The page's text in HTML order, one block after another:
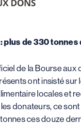
plus de 330
de la Bourse aux
ont insisté sur
locales et
donateurs, ce
ces douze